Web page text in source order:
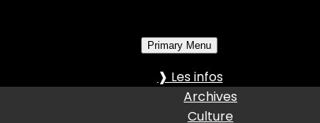
Primary Menu
❱ Les infos
Archives
Culture